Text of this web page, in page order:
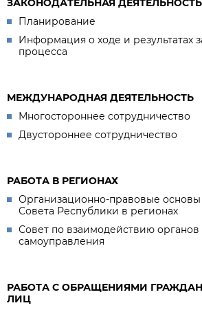
ЗАКОНОДАТЕЛЬНАЯ ДЕЯТЕЛЬНОСТЬ
Планирование
Информация о ходе и результатах
процесса
МЕЖДУНАРОДНАЯ ДЕЯТЕЛЬНОСТЬ
Многостороннее сотрудничество
Двустороннее сотрудничество
РАБОТА В РЕГИОНАХ
Организационно-правовые
Совета Республики в регионах
Совет по взаимодействию органов
самоуправления
РАБОТА С ОБРАЩЕНИЯМИ
ЛИЦ